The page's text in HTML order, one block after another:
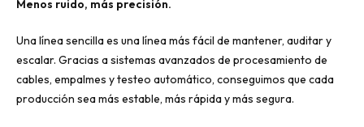
Menos ruido, más precisión.
Una línea sencilla es una línea más fácil de mantener, auditar y
escalar. Gracias a sistemas avanzados de procesamiento de
cables, empalmes y testeo automático, conseguimos que cada
producción sea más estable, más rápida y más segura.